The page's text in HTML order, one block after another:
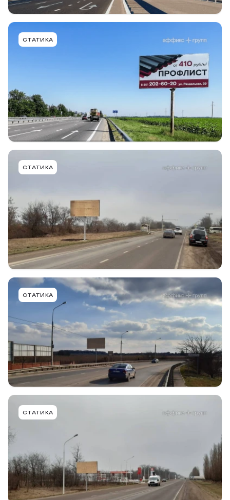
СТАТИКА
NVT007ABBMT
ст. Новотитаровская, Динской район, а-д
Краснодар - Ейск, 9+100 (справа), в ст.
Билборд
Сторона
Подробнее В портфель
СТАТИКА
NVT006BBBMT
ст. Новотитаровская, Динской район, а-д
Тип конструкции
Билборд 6,0 х 3,0м
Подробнее В портфель
СТАТИКА
NVT003BBBMT
ст. Новотитаровская, Динской район, а-д
Краснодар - Ейск, 12+850 (справа), в г. Краснодар
Тип конструкции
Билборд
Размер
6,0 х 3,0м
Сторона
B
Подробнее В портфель
СТАТИКА
NVT004BBBMT
ст. Новотитаровская, Динской район, а-д
Тип конструкции
Билборд 6,0 х 3,0м
Сторона
Подробнее В портфель